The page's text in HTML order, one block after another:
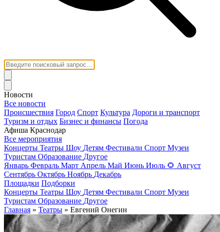
Новости
Все новости
Происшествия Город Спорт Культура Дороги и транспорт
Туризм и отдых Бизнес и финансы Погода
Афиша Краснодар
Все мероприятия
Концерты Театры Шоу Детям Фестивали Спорт Музеи
Туристам Образование Другое
Январь Февраль Март Апрель Май Июнь Июль 🌻 Август
Сентябрь Октябрь Ноябрь Декабрь
Площадки Подборки
Концерты Театры Шоу Детям Фестивали Спорт Музеи
Туристам Образование Другое
Главная » Театры » Евгений Онегин